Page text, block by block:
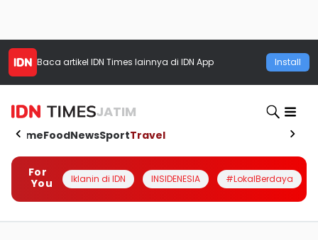
Baca artikel IDN Times lainnya di IDN App Install
JATIM
HomeFoodNewsSportTravel
For
You
Iklanin di IDN INSIDENESIA #LokalBerdaya